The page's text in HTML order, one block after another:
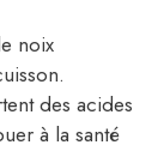
noix
des acides
à la santé